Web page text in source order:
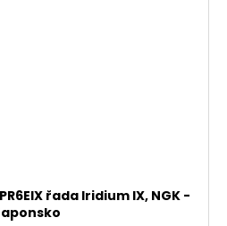
řada Iridium IX, NGK -